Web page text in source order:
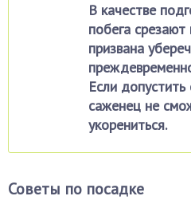
В качестве
побега
призвана
Если
саженец не
укорениться.
Советы по посадке